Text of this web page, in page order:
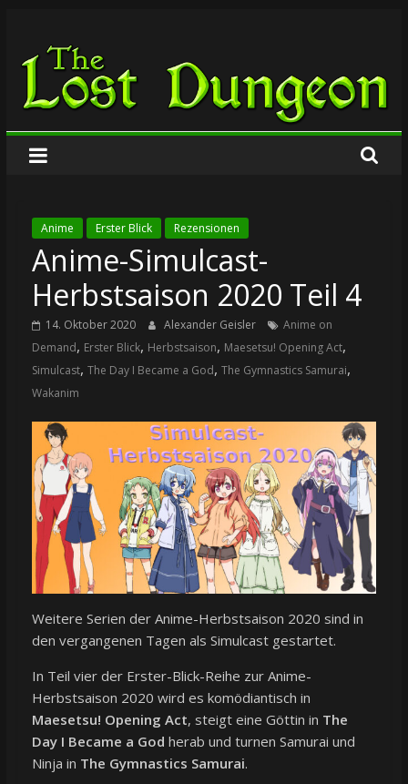
springen
The
Lost
Dungeon
Anime Erster Blick Rezensionen
Anime-Simulcast-
Herbstsaison 2020 Teil 4
14. Oktober 2020 Alexander Geisler
Anime on
Demand, Erster Blick, Herbstsaison, Maesetsu! Opening Act,
Simulcast, The Day I Became a God, The Gymnastics Samurai,
Wakanim
Weitere Serien der Anime-Herbstsaison 2020 sind in
den vergangenen Tagen als Simulcast gestartet.
In Teil vier der Erster-Blick-Reihe zur Anime-
Herbstsaison 2020 wird es komödiantisch in
Maesetsu! Opening Act, steigt eine Göttin in The
Day I Became a God herab und turnen Samurai und
Ninja in The Gymnastics Samurai.